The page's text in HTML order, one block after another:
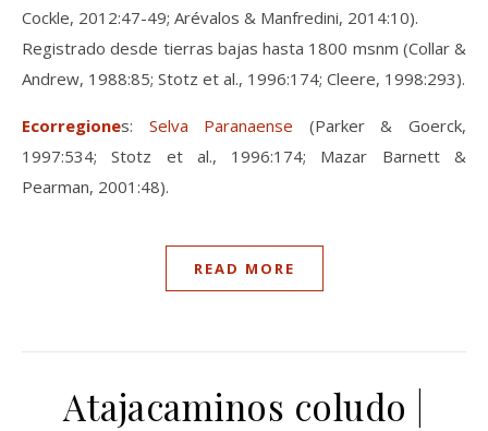
Cockle, 2012:47-49; Arévalos & Manfredini, 2014:10).
Registrado desde tierras bajas hasta 1800 msnm (Collar &
Andrew, 1988:85; Stotz et al., 1996:174; Cleere, 1998:293).
Ecorregiones: Selva Paranaense (Parker & Goerck,
1997:534; Stotz et al., 1996:174; Mazar Barnett &
Pearman, 2001:48).
READ MORE
Atajacaminos coludo |